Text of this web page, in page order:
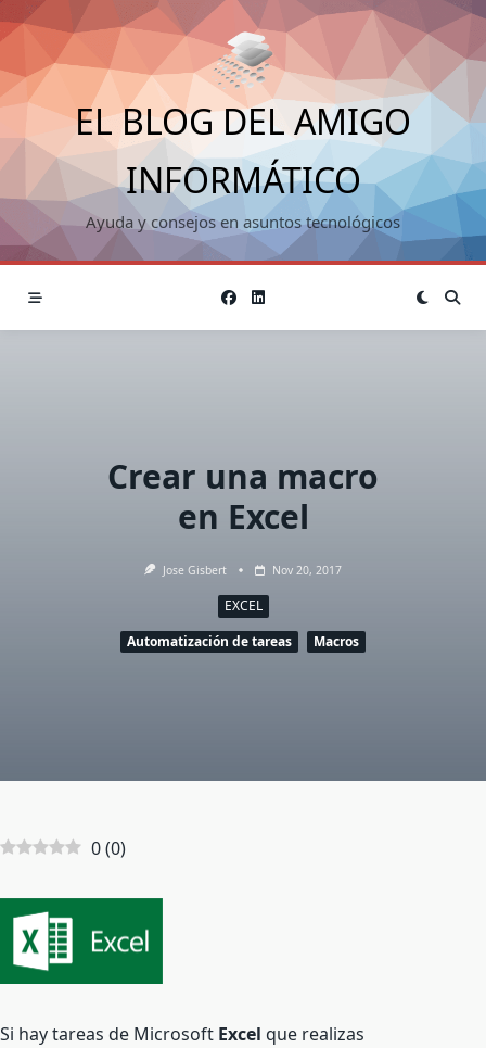
Saltar
al
contenido
EL BLOG DEL AMIGO
INFORMÁTICO
Ayuda y consejos en asuntos tecnológicos
Crear una macro
en Excel
Jose Gisbert Nov 20, 2017
EXCEL
Automatización de tareas
Macros
0(0)
Si hay tareas de Microsoft Excel que realizas